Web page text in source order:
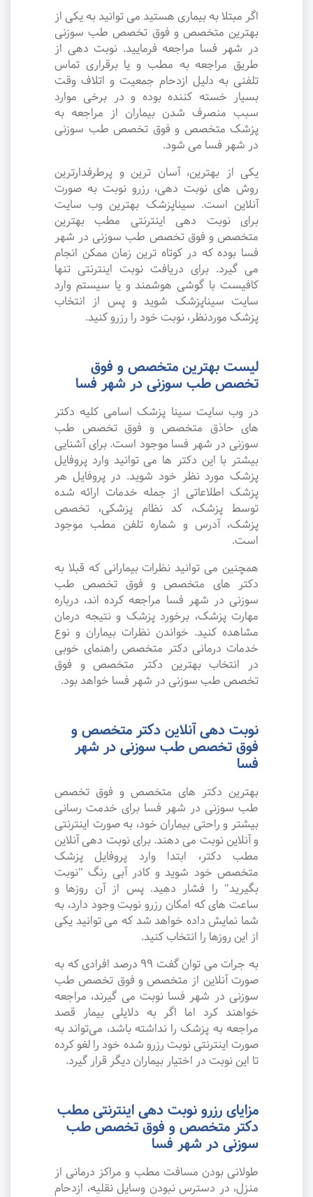
اگر مبتلا به بیماری هستید می توانید به یکی از
بهترین متخصص و فوق تخصص طب سوزنی
در شهر فسا مراجعه فرمایید. نوبت دهی از
طریق مراجعه به مطب و یا برقراری تماس
تلفنی به دلیل ازدحام جمعیت و اتلاف وقت
بسیار خسته کننده بوده و در برخی موارد
سبب منصرف شدن بیماران از مراجعه به
پزشک متخصص و فوق تخصص طب سوزنی
در شهر فسا می شود.
یکی از بهترین، آسان ترین و پرطرفدارترین
روش های نوبت دهی، رزرو نوبت به صورت
آنلاین است. سیناپزشک بهترین وب سایت
برای نوبت دهی اینترنتی مطب بهترین
متخصص و فوق تخصص طب سوزنی در شهر
فسا بوده که در کوتاه ترین زمان ممکن انجام
می گیرد. برای دریافت نوبت اینترنتی تنها
کافیست با گوشی هوشمند و یا سیستم وارد
سایت سیناپزشک شوید و پس از انتخاب
پزشک موردنظر، نوبت خود را رزرو کنید.
لیست بهترین متخصص و فوق
تخصص طب سوزنی در شهر فسا
در وب سایت سینا پزشک اسامی کلیه دکتر
های حاذق متخصص و فوق تخصص طب
سوزنی در شهر فسا موجود است. برای آشنایی
بیشتر با این دکتر ها می توانید وارد پروفایل
پزشک مورد نظر خود شوید. در پروفایل هر
پزشک اطلاعاتی از جمله خدمات ارائه شده
توسط پزشک، کد نظام پزشکی، تخصص
پزشک، آدرس و شماره تلفن مطب موجود
است.
همچنین می توانید نظرات بیمارانی که قبلا به
دکتر های متخصص و فوق تخصص طب
سوزنی در شهر فسا مراجعه کرده اند، درباره
مهارت پزشک، برخورد پزشک و نتیجه درمان
مشاهده کنید. خواندن نظرات بیماران و نوع
خدمات درمانی دکتر متخصص راهنمای خوبی
در انتخاب بهترین دکتر متخصص و فوق
تخصص طب سوزنی در شهر فسا خواهد بود.
نوبت دهی آنلاین دکتر متخصص و
فوق تخصص طب سوزنی در شهر
فسا
بهترین دکتر های متخصص و فوق تخصص
طب سوزنی در شهر فسا برای خدمت رسانی
بیشتر و راحتی بیماران خود، به صورت اینترنتی
و آنلاین نوبت می دهند. برای نوبت دهی آنلاین
مطب دکتر، ابتدا وارد پروفایل پزشک
متخصص خود شوید و کادر آبی رنگ "نوبت
بگیرید" را فشار دهید. پس از آن روزها و
ساعت های که امکان رزرو نوبت وجود دارد، به
شما نمایش داده خواهد شد که می توانید یکی
از این روزها را انتخاب کنید.
به جرات می‌ توان گفت ۹۹ درصد افرادی که به
صورت آنلاین از متخصص و فوق تخصص طب
سوزنی در شهر فسا نوبت می گیرند، مراجعه
خواهند کرد اما اگر به دلایلی بیمار قصد
مراجعه به پزشک را نداشته باشد، می‌تواند به
صورت اینترنتی نوبت رزرو شده خود را لغو کرده
تا این نوبت در اختیار بیماران دیگر قرار گیرد.
مزایای رزرو نوبت دهی اینترنتی مطب
دکتر متخصص و فوق تخصص طب
سوزنی در شهر فسا
طولانی بودن مسافت مطب و مراکز درمانی از
منزل، در دسترس نبودن وسایل نقلیه، ازدحام